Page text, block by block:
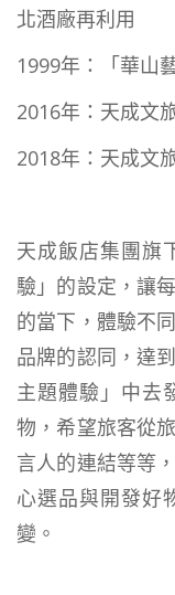
北酒廠再利用
1999年：「華山
2016年：天成文
2018年：天成文
天成飯店集團旗
驗」的設定，讓
的當下，體驗不
品牌的認同，達
主題體驗」中去
物，希望旅客從
言人的連結等等
心選品與開發好
變。